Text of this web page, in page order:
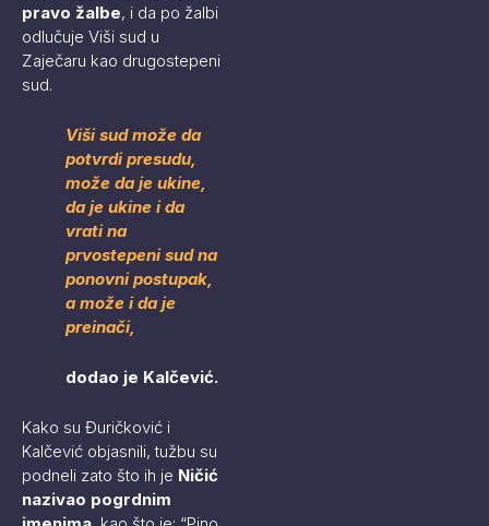
pravo žalbe, i da po žalbi
odlučuje Viši sud u
Zaječaru kao drugostepeni
sud.
Viši sud može da
potvrdi presudu,
može da je ukine,
da je ukine i da
vrati na
prvostepeni sud na
ponovni postupak,
a može i da je
preinači,
dodao je Kalčević.
Kako su Đuričković i
Kalčević objasnili, tužbu su
podneli zato što ih je Ničić
nazivao pogrdnim